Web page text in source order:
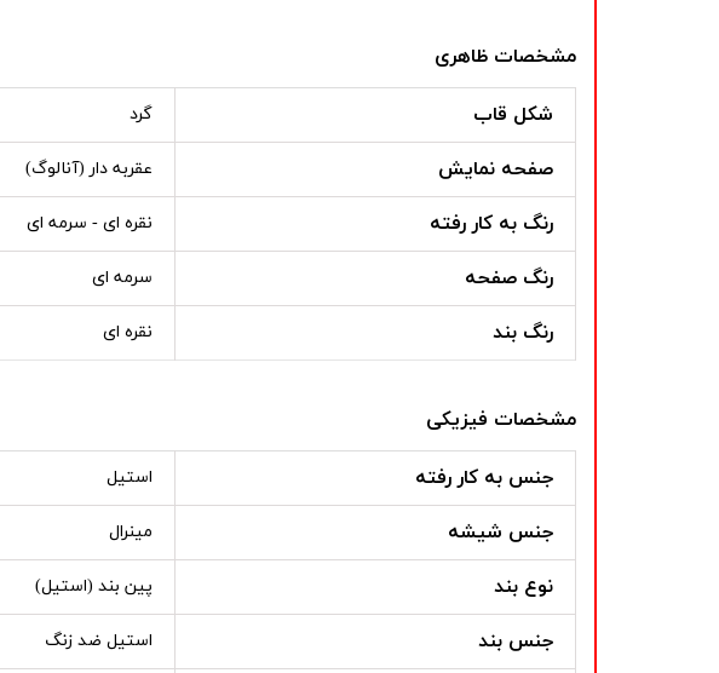
مشخصات ظاهری
شکل قاب گرد
صفحه نمایش عقربه دار (آنالوگ)
رنگ به کار رفته نقره ای - سرمه ای
رنگ صفحه سرمه ای
رنگ بند نقره ای
مشخصات فیزیکی
جنس به کار رفته استیل
جنس شیشه مینرال
نوع بند پین بند (استیل)
جنس بند استیل ضد زنگ